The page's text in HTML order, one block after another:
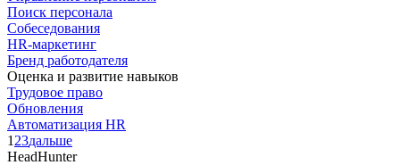
Поиск персонала
Собеседования
HR-маркетинг
Бренд работодателя
Оценка и развитие навыков
Трудовое право
Обновления
Автоматизация HR
1 23дальше
HeadHunter